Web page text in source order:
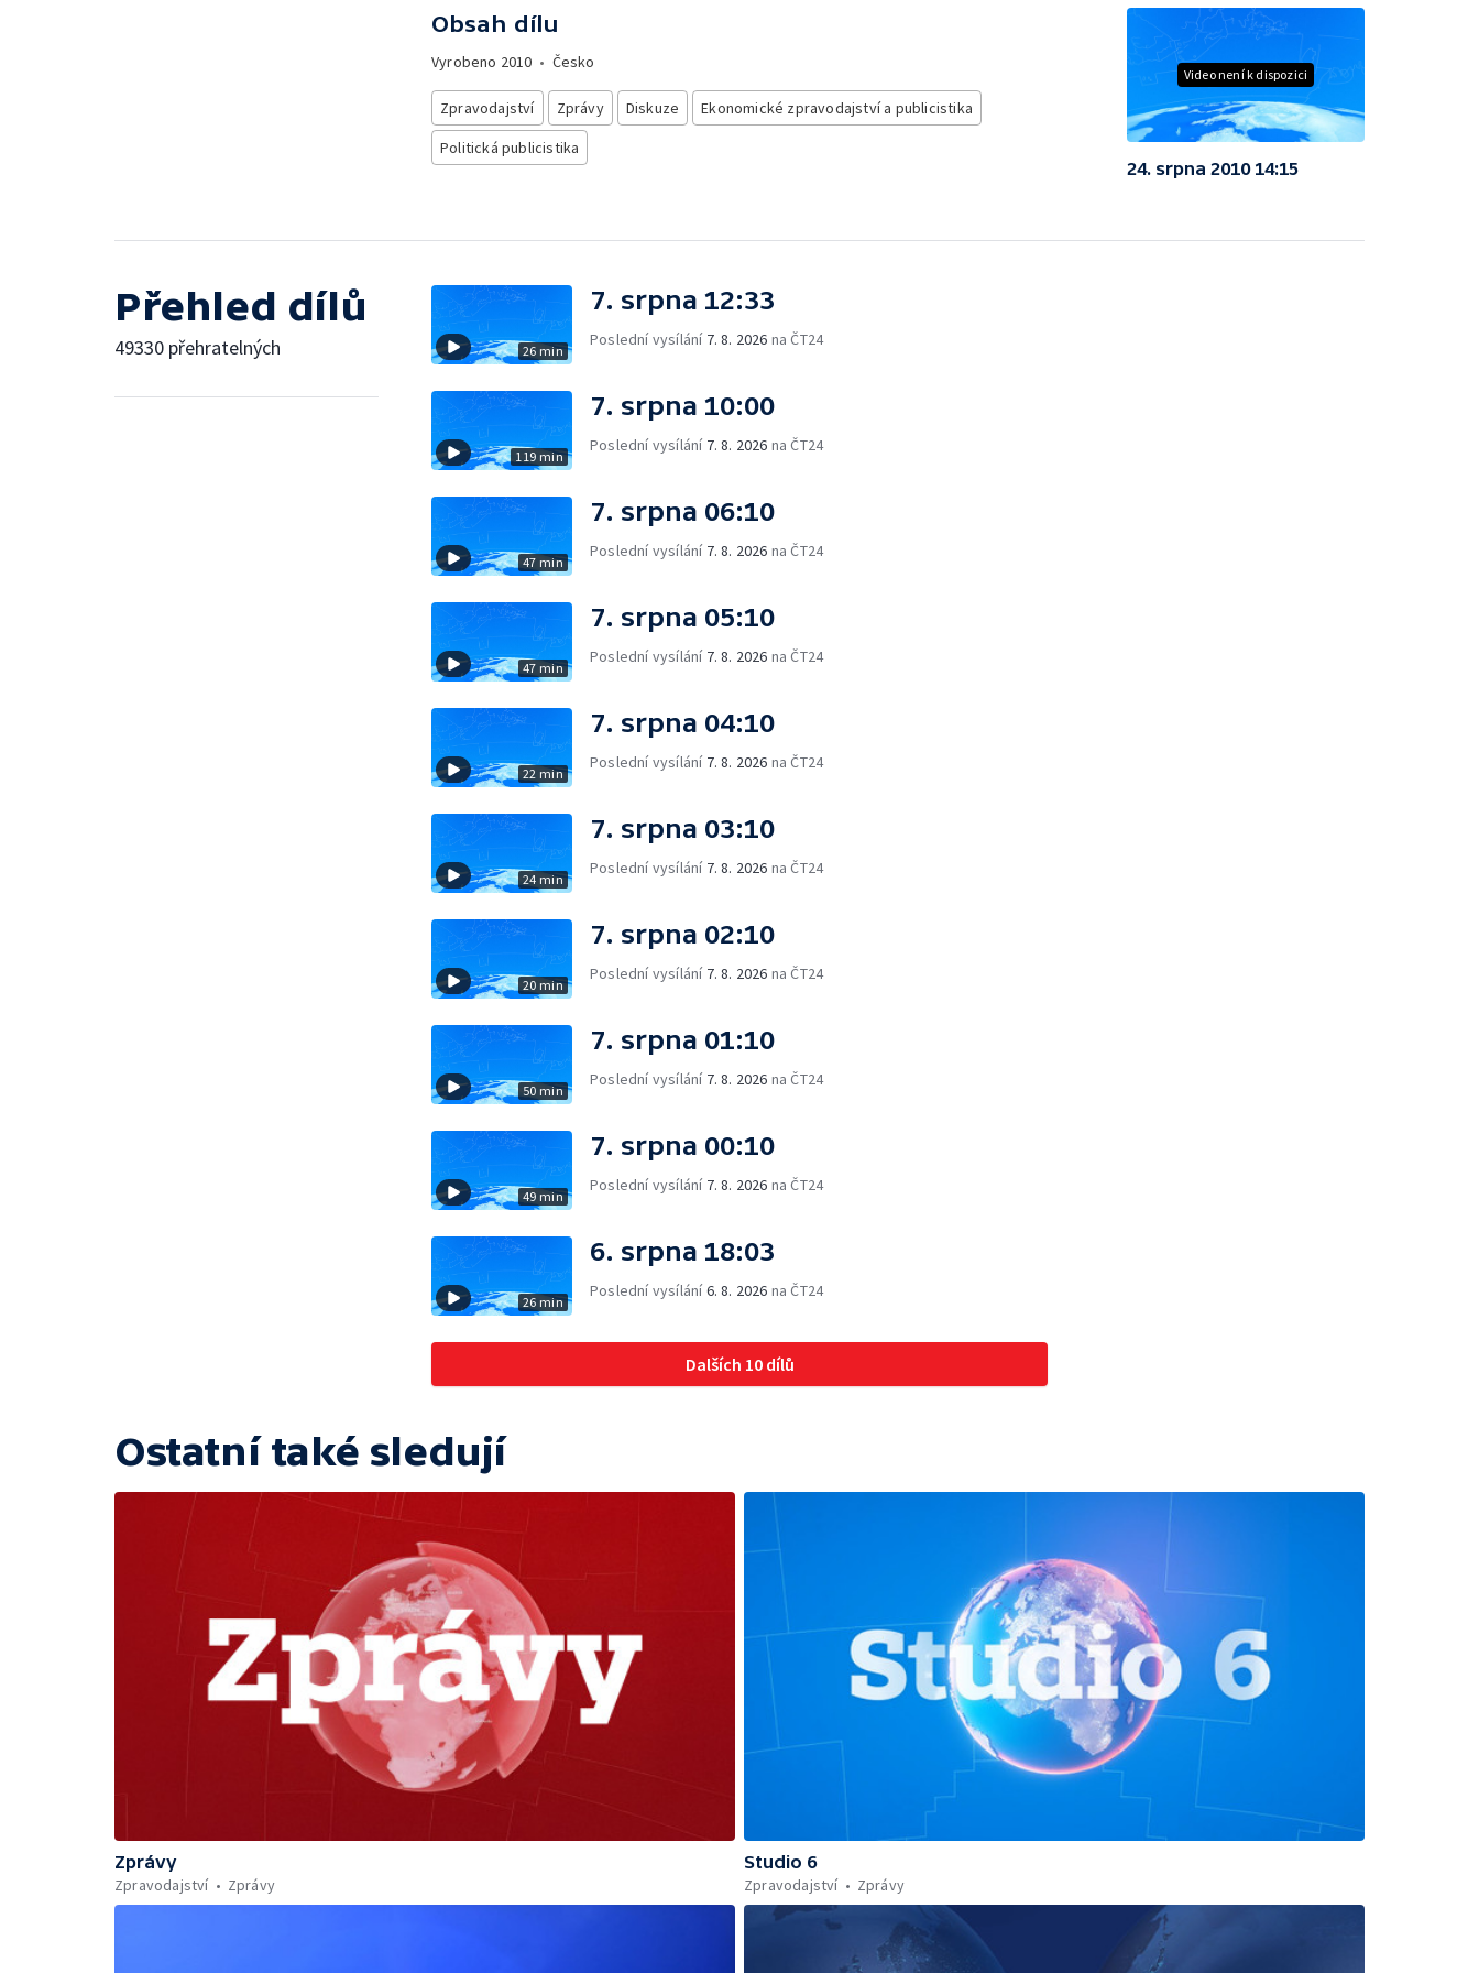
Obsah dílu
Vyrobeno 2010 • Česko
Zpravodajství Zprávy Diskuze
Ekonomické zpravodajství a publicistika
Politická publicistika
Video není k dispozici
24. srpna 2010 14:15
Přehled dílů
49330 přehratelných 26 min
7. srpna 12:33
Poslední vysílání 7. 8. 2026 na ČT24
119 min
7. srpna 10:00
Poslední vysílání 7. 8. 2026 na ČT24
47 min
7. srpna 06:10
Poslední vysílání 7. 8. 2026 na ČT24
47 min
7. srpna 05:10
Poslední vysílání 7. 8. 2026 na ČT24
22 min
7. srpna 04:10
Poslední vysílání 7. 8. 2026 na ČT24
24 min
7. srpna 03:10
Poslední vysílání 7. 8. 2026 na ČT24
20 min
7. srpna 02:10
Poslední vysílání 7. 8. 2026 na ČT24
50 min
7. srpna 01:10
Poslední vysílání 7. 8. 2026 na ČT24
49 min
7. srpna 00:10
Poslední vysílání 7. 8. 2026 na ČT24
26 min
6. srpna 18:03
Poslední vysílání6. 8. 2026 na ČT24
Dalších 10 dílů
Ostatní také sledují
Zprávy
Zpravodajství
Zprávy
Studio 6
Zpravodajství
Zprávy